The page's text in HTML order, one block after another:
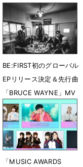
BE:FIRST初のグローバル
EPリリース決定＆先行曲
「BRUCE WAYNE」MV
公開
7月31日 23時27分
「MUSIC AWARDS